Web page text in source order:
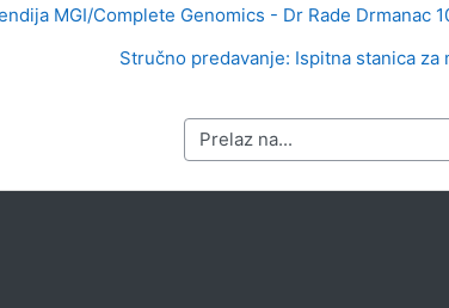
MGI/Complete Genomics - Dr Rade Drmanac
Stručno predavanje: Ispitna stanica
Prelaz na...